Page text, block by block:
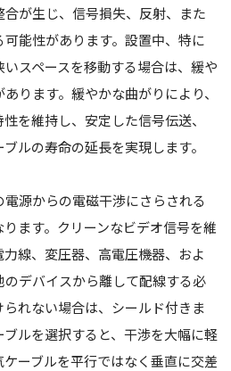
が生じ、信号損失、反射、また
能性があります。設置中、特に
スペースを移動する場合は、緩や
ります。緩やかな曲がりにより、
を維持し、安定した信号伝送、
ルの寿命の延長を実現します。
電源からの電磁干渉にさらされる
ます。クリーンなビデオ信号を維
線、変圧器、高電圧機器、およ
デバイスから離して配線する必
れない場合は、シールド付きま
ルを選択すると、干渉を大幅に軽
ーブルを平行ではなく垂直に交差